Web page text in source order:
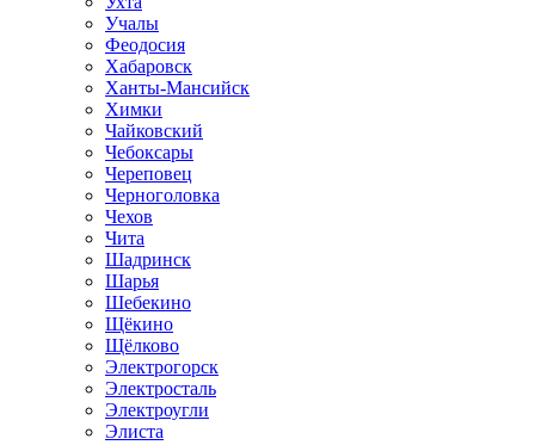
Учалы
Феодосия
Хабаровск
Ханты-Мансийск
Химки
Чайковский
Чебоксары
Череповец
Черноголовка
Чехов
Чита
Шадринск
Шарья
Шебекино
Щёкино
Щёлково
Электрогорск
Электросталь
Электроугли
Элиста